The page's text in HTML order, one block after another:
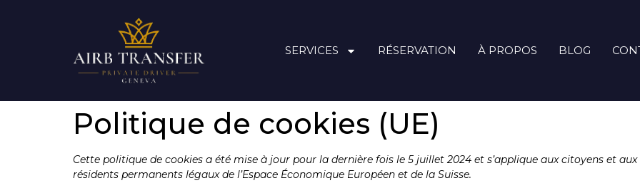
SERVICES RÉSERVATION À PROPOS BLOG
Politique de cookies (UE)
Cette politique de cookies a été mise à jour pour la dernière fois le 5 juillet 2024 et s’applique aux citoyens et aux
résidents permanents légaux de l’Espace Économique Européen et de la Suisse.